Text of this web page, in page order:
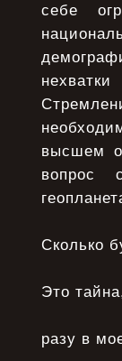
себе
высшем
вопрос
Сколько
Это
разу в